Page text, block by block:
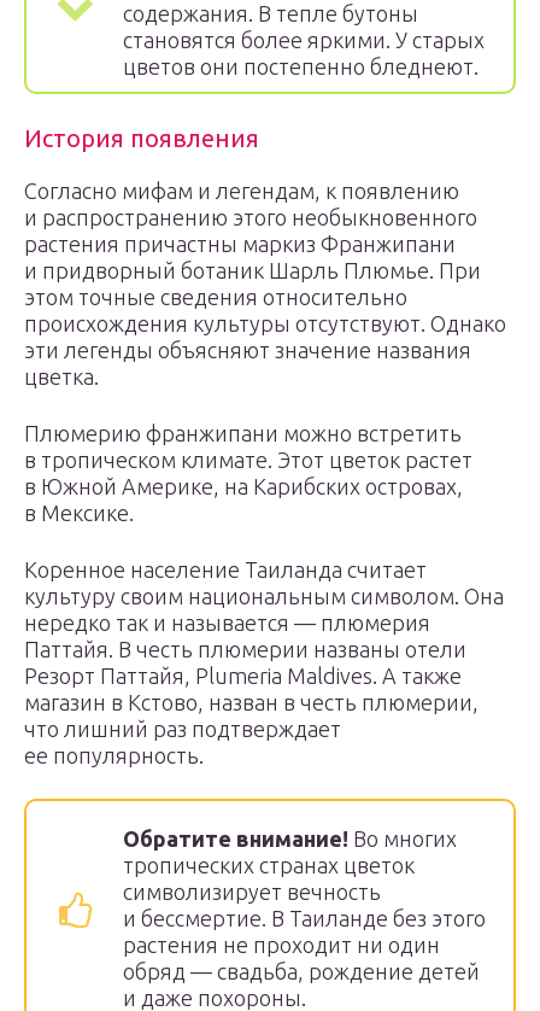
содержания. В тепле бутоны
становятся более яркими. У старых
цветов они постепенно бледнеют.
История появления
Согласно мифам и легендам, к появлению
и распространению этого необыкновенного
растения причастны маркиз Франжипани
и придворный ботаник Шарль Плюмье. При
этом точные сведения относительно
происхождения культуры отсутствуют. Однако
эти легенды объясняют значение названия
цветка.
Плюмерию франжипани можно встретить
в тропическом климате. Этот цветок растет
в Южной Америке, на Карибских островах,
в Мексике.
Коренное население Таиланда считает
культуру своим национальным символом. Она
нередко так и называется — плюмерия
Паттайя. В честь плюмерии названы отели
Резорт Паттайя, Plumeria Maldives. А также
магазин в Кстово, назван в честь плюмерии,
что лишний раз подтверждает
ее популярность.
Обратите внимание! Во многих
тропических странах цветок
символизирует вечность
и бессмертие. В Таиланде без этого
растения не проходит ни один
обряд — свадьба, рождение детей
и даже похороны.